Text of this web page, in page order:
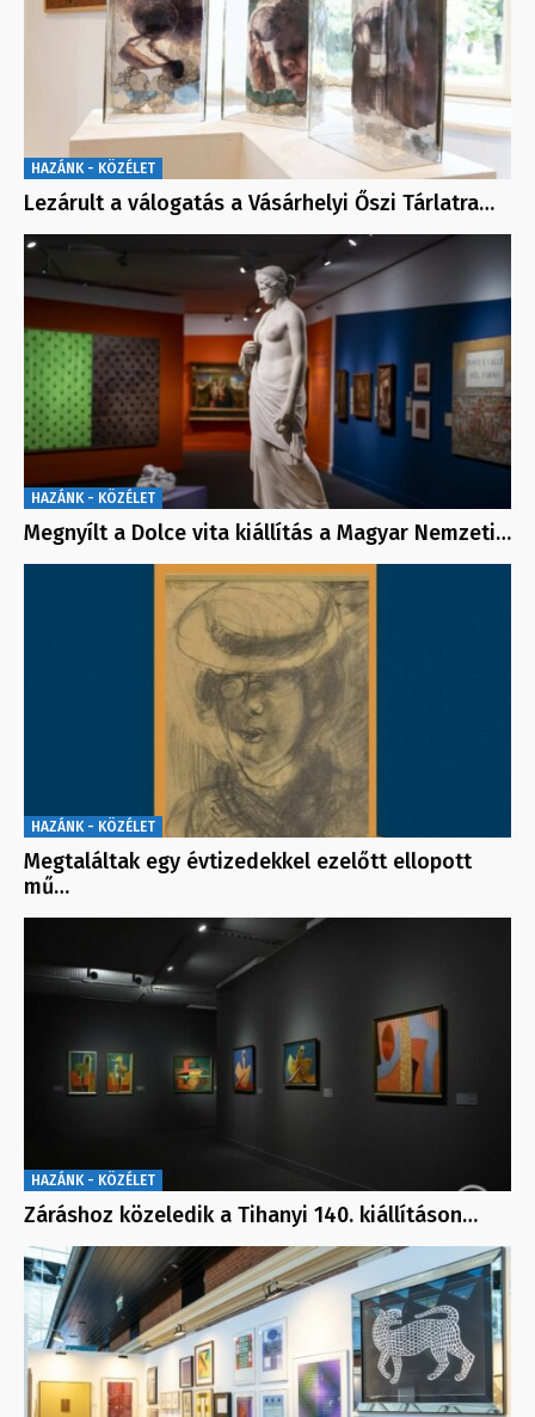
HAZÁNK - KÖZÉLET
Lezárult a válogatás a Vásárhelyi Őszi Tárlatra…
HAZÁNK - KÖZÉLET
Megnyílt a Dolce vita kiállítás a Magyar Nemzeti…
HAZÁNK - KÖZÉLET
Megtaláltak egy évtizedekkel ezelőtt ellopott
mű…
HAZÁNK - KÖZÉLET
Záráshoz közeledik a Tihanyi 140. kiállításon…